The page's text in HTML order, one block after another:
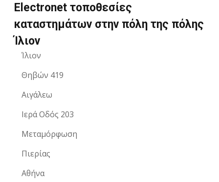
Electronet τοποθεσίες
καταστημάτων στην πόλη της πόλης
Ίλιον
Ίλιον
Θηβών 419
Αιγάλεω
Ιερά Οδός 203
Μεταμόρφωση
Πιερίας
Αθήνα